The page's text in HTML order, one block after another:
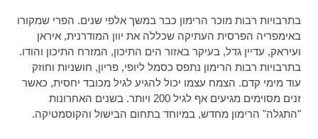
בתרבויות רבות מוכר הרימון כבר במשך אלפי שנים. הפרי שמקורו
באימפריה הפרסית העתיקה שכללה את יוון המודרנית, איראן
ועיראק, עדיין גדל, בעיקר באזור הים התיכון, המזרח התיכון והודו.
בתרבויות רבות הרימון נתפס כסמל ליופי, פריון, חושניות וחוזק
עוד מימי קדם. הצמח עצמו יכול להגיע לגיל מכובד יחסית, כאשר
זנים מסוימים מגיעים אף לגיל 200 ויותר. בשנים האחרונות
"התגלה" הרימון מחדש, במיוחד בתחום הבישול והקוסמטיקה.